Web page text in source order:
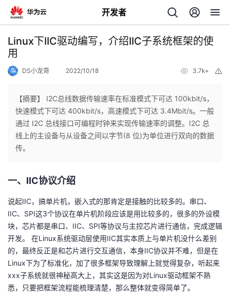
开发者
返
回
个
人
页
我
开
发
者
我
Linux下IIC驱动编写，介绍IIC子系统框架的使
用
DS小龙哥 2022/10/18 3.7k+
【摘要】 I2C总线数据传输速率在标准模式下可达 100kbit/s，
快速模式下可达 400kbit/s，高速模式下可达 3.4Mbit/s。一般
通过 I2C 总线接口可编程时钟来实现传输速率的调整。I2C 总
线上的主设备与从设备之间以字节(8 位)为单位进行双向的数据
传。
一、IIC协议介绍
说起IIC，搞单片机，嵌入式的那肯定是接触的比较多的。串口、
IIC、SPI这3个协议在单片机阶段应该是用比较多的，很多的外设模
块，芯片都是串口、IIC、SPI等协议与主控芯片进行通信，完成逻辑
开发。 在Linux系统驱动层使用IIC其实本质上与单片机没什么差别
的，最终反正是和芯片进行交互通信，本身IIC协议并不难，但是在
Linux下为了标准化，加了很多框架导致理解上就觉得复杂，听起来
xxx子系统就很神秘高大上，其实这是因为对Linux驱动框架不熟
悉，只要把框架流程能梳理清楚，那么整体就变得简单了。